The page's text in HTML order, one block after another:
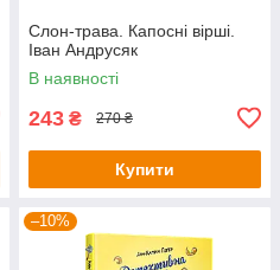
Слон-трава. Капосні вірші.
Іван Андрусяк
В наявності
243 ₴ 270 ₴
Купити
–10%